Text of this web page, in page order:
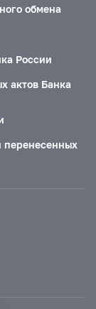
обмена
России
актов Банка
перенесенных